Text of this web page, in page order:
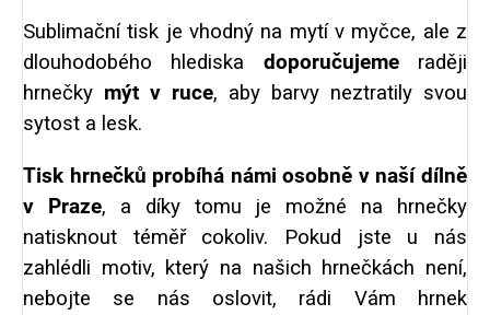
Sublimační tisk je vhodný na mytí v myčce, ale z
dlouhodobého hlediska doporučujemeraději
hrnečky mýt v ruce, aby barvy neztratily svou
sytost a lesk.
Tisk hrnečků probíhá námi osobně v naší dílně
v Praze, a díky tomu je možné na hrnečky
natisknout téměř cokoliv. Pokud jste u nás
zahlédli motiv, který na našich hrnečkách není,
nebojte se nás oslovit, rádi Vám hrnek